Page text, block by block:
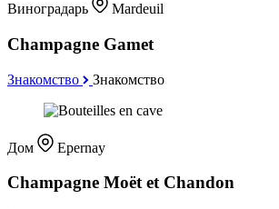
Виноградарь Mardeuil
Champagne Gamet
Знакомство Знакомство
Дом Epernay
Champagne Moët et Chandon